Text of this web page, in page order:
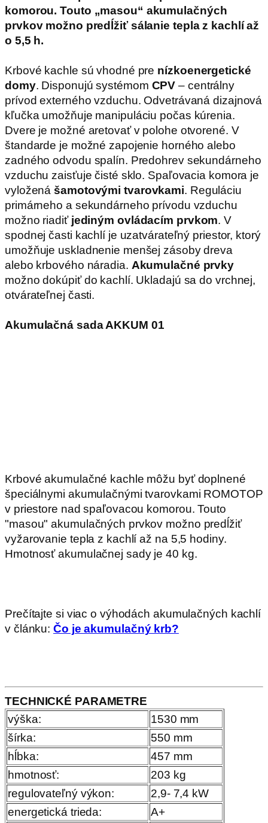
komorou. Touto „masou“ akumulačných
prvkov možno predĺžiť sálanie tepla z kachlí až
o 5,5 h.
Krbové kachle sú vhodné pre nízkoenergetické
domy. Disponujú systémom CPV – centrálny
prívod externého vzduchu. Odvetrávaná dizajnová
kľučka umožňuje manipuláciu počas kúrenia.
Dvere je možné aretovať v polohe otvorené. V
štandarde je možné zapojenie horného alebo
zadného odvodu spalín. Predohrev sekundárneho
vzduchu zaisťuje čisté sklo. Spaľovacia komora je
vyloženášamotovými tvarovkami. Reguláciu
primárneho a sekundárneho prívodu vzduchu
možno riadiť jediným ovládacím prvkom. V
spodnej časti kachlí je uzatvárateľný priestor, ktorý
umožňuje uskladnenie menšej zásoby dreva
alebo krbového náradia. Akumulačné prvky
možno dokúpiť do kachlí. Ukladajú sa do vrchnej,
otvárateľnej časti.
Akumulačná sada AKKUM 01
Krbové akumulačné kachle môžu byť doplnené
špeciálnymi akumulačnými tvarovkami ROMOTOP
v priestore nad spaľovacou komorou. Touto
"masou" akumulačných prvkov možno predĺžiť
vyžarovanie tepla z kachlí až na 5,5 hodiny.
Hmotnosť akumulačnej sady je 40 kg.
Prečítajte si viac o výhodách akumulačných kachlí
v článku:Čo je akumulačný krb?
TECHNICKÉ PARAMETRE
výška:
1530 mm
šírka:
550 mm
hĺbka:
457 mm
hmotnosť:
203 kg
regulovateľný výkon:
2,9- 7,4 kW
energetická trieda:
A+